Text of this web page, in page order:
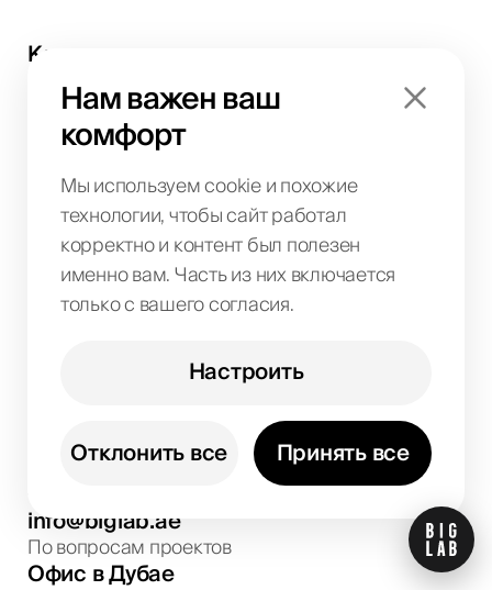
Нам важен ваш
комфорт
Мы используем cookie и похожие
технологии, чтобы сайт работал
корректно и контент был полезен
именно вам. Часть из них включается
только с вашего согласия.
Отклонить все
Настроить
Принять все
Компания
О нас
Кейсы
Контакты
Реферальные программы
Бренд-кит
Локации
+97158 599 5032
Обсуждение проектов и консультации
info@biglab.ae
По вопросам проектов
Офис в Дубае